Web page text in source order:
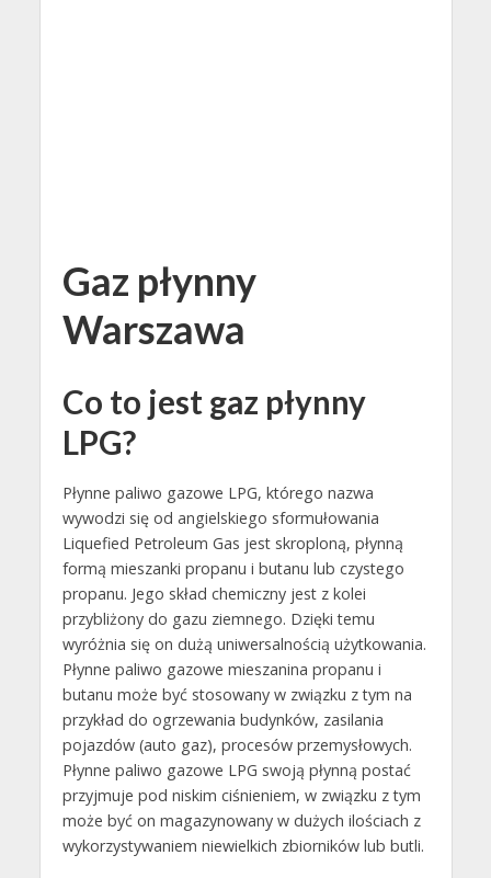
Gaz płynny
Warszawa
Co to jest gaz płynny
LPG?
Płynne paliwo gazowe LPG, którego nazwa
wywodzi się od angielskiego sformułowania
Liquefied Petroleum Gas jest skroploną, płynną
formą mieszanki propanu i butanu lub czystego
propanu. Jego skład chemiczny jest z kolei
przybliżony do gazu ziemnego. Dzięki temu
wyróżnia się on dużą uniwersalnością użytkowania.
Płynne paliwo gazowe mieszanina propanu i
butanu może być stosowany w związku z tym na
przykład do ogrzewania budynków, zasilania
pojazdów (auto gaz), procesów przemysłowych.
Płynne paliwo gazowe LPG swoją płynną postać
przyjmuje pod niskim ciśnieniem, w związku z tym
może być on magazynowany w dużych ilościach z
wykorzystywaniem niewielkich zbiorników lub butli.